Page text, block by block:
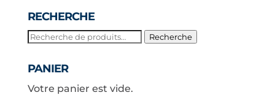
RECHERCHE
Recherche
Recherche
PANIER
Votre panier est vide.